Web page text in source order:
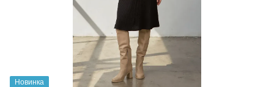
Новинка